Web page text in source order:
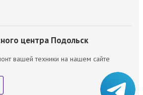
центра Подольск
вашей техники на нашем сайте